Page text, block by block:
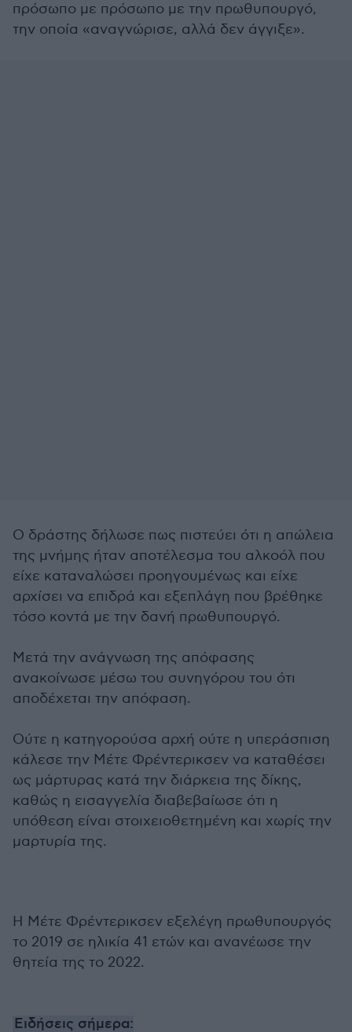
πρόσωπο με πρόσωπο με την πρωθυπουργό,
την οποία «αναγνώρισε, αλλά δεν άγγιξε».
Ο δράστης δήλωσε πως πιστεύει ότι η απώλεια
της μνήμης ήταν αποτέλεσμα του αλκοόλ που
είχε καταναλώσει προηγουμένως και είχε
αρχίσει να επιδρά και εξεπλάγη που βρέθηκε
τόσο κοντά με την δανή πρωθυπουργό.
Μετά την ανάγνωση της απόφασης
ανακοίνωσε μέσω του συνηγόρου του ότι
αποδέχεται την απόφαση.
Ούτε η κατηγορούσα αρχή ούτε η υπεράσπιση
κάλεσε την Μέτε Φρέντερικσεν να καταθέσει
ως μάρτυρας κατά την διάρκεια της δίκης,
καθώς η εισαγγελία διαβεβαίωσε ότι η
υπόθεση είναι στοιχειοθετημένη και χωρίς την
μαρτυρία της.
Η Μέτε Φρέντερικσεν εξελέγη πρωθυπουργός
το 2019 σε ηλικία 41 ετών και ανανέωσε την
θητεία της το 2022.
Ειδήσεις σήμερα: